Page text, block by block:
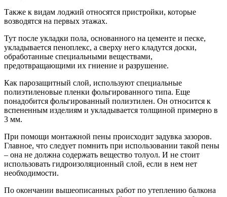
Также к видам лоджий относятся пристройки, которые
возводятся на первых этажах.
Тут после укладки пола, основанного на цементе и песке,
укладывается пеноплекс, а сверху него кладутся доски,
обработанные специальными веществами,
предотвращающими их гниение и разрушение.
Как парозащитный слой, используют специальные
полиэтиленовые пленки фольгированного типа. Еще
понадобится фольгированный полиэтилен. Он относится к
вспененным изделиям и укладывается толщиной примерно в
3 мм.
При помощи монтажной пены происходит задувка зазоров.
Главное, что следует помнить при использовании такой пены
– она не должна содержать вещество толуол. И не стоит
использовать гидроизоляционный слой, если в нем нет
необходимости.
По окончании вышеописанных работ по утеплению балкона